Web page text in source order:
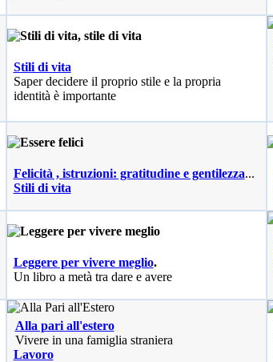
Stili di vita
Saper decidere il proprio stile e la propria
identità è importante
Felicità , istruzioni: gratitudine e gentilezza...
Stili di vita
Leggere per vivere meglio.
Un libro a metà tra dare e avere
Alla pari all'estero
Vivere in una famiglia straniera
Lavoro